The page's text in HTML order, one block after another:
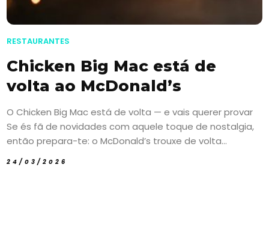
RESTAURANTES
Chicken Big Mac está de
volta ao McDonald’s
O Chicken Big Mac está de volta — e vais querer provar
Se és fã de novidades com aquele toque de nostalgia,
então prepara-te: o McDonald’s trouxe de volta...
24/03/2026